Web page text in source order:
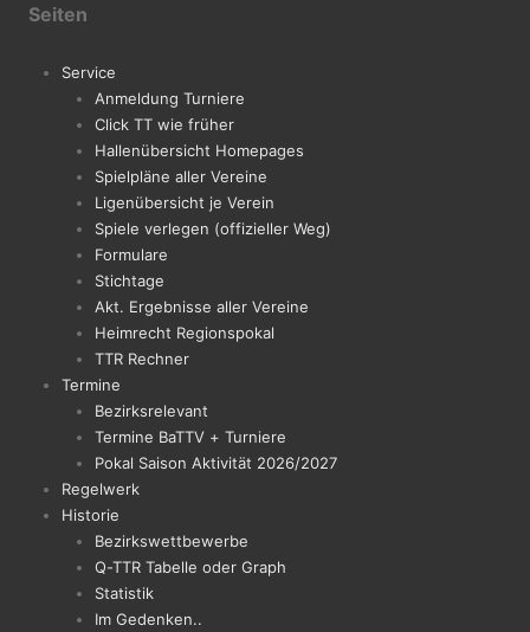
Seiten
Service
Anmeldung Turniere
Click TT wie früher
Hallenübersicht Homepages
Spielpläne aller Vereine
Ligenübersicht je Verein
Spiele verlegen (offizieller Weg)
Formulare
Stichtage
Akt. Ergebnisse aller Vereine
Heimrecht Regionspokal
TTR Rechner
Termine
Bezirksrelevant
Termine BaTTV + Turniere
Pokal Saison Aktivität 2026/2027
Regelwerk
Historie
Bezirkswettbewerbe
Q-TTR Tabelle oder Graph
Statistik
Im Gedenken..